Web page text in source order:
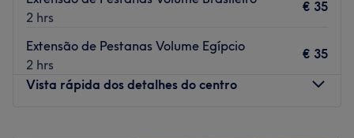
2 hrs
€ 35
Extensão de Pestanas Volume Egípcio
2 hrs
€ 35
Vista rápida dos detalhes do centro